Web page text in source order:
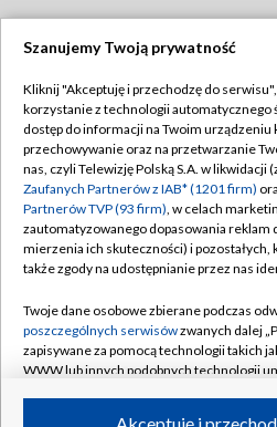
TVP
Abonament TVP
Emisja w TVP
Centrum informacji TVP
Naziemna Telewizja Cyfrowa
Rada Programowa
System NOS
Informacje o nadawcy
Polityka
Moje
Szanujemy Twoją prywatność
Kliknij "Akceptuję i przechodzę do
korzystanie z technologii automatycznego
dostęp do informacji na Twoim urządzeniu
przechowywanie oraz na przetwarzanie
nas, czyli Telewizję Polską S.A. w likwidacji
Zaufanych Partnerów z IAB* (1201 firm)
Partnerów TVP (93 firm), w celach
zautomatyzowanego dopasowania reklam
mierzenia ich skuteczności) i pozostałych,
także zgody na udostępnianie przez nas
Twoje dane osobowe zbierane podczas
poszczególnych serwisówzwanych dalej
zapisywane za pomocą technologii takich
WWW lub innych podobnych technologii